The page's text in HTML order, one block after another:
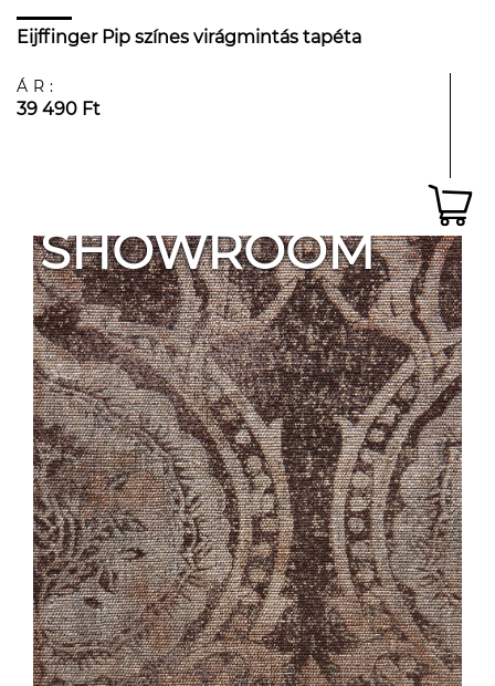
Eijffinger Pip színes virágmintás tapéta
ÁR:
39 490 Ft
SHOWROOM